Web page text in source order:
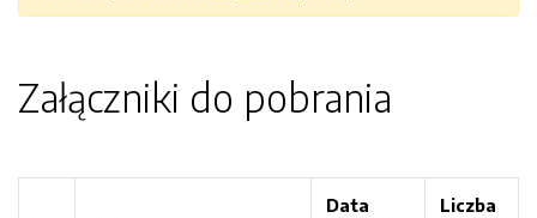
Załączniki do pobrania
Data
Liczba